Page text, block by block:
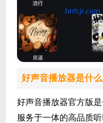
好声音播放器是什么
好声音播放器官方版
服务于一体的高品质